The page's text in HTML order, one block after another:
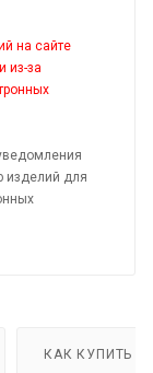
на сайте
из-за
изделий для
КАК КУПИТЬ